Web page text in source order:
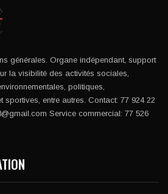
générales. Organe indépendant, support
la visibilité des activités sociales,
politiques,
entre autres. Contact: 77 924 22
Service commercial: 77 526